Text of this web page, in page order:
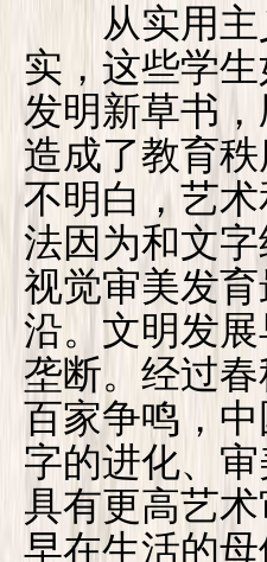
从实用主
实，这些学
发明新草书
造成了教育
不明白，艺
法因为和文
视觉审美发
沿。文明发
垄断。经过
百家争鸣，
字的进化、
具有更高艺
早在生活的